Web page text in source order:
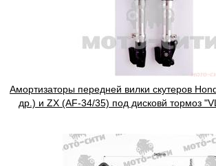
Амортизаторы передней вилки скутеров
др.) и ZX (AF-34/35) под дисковй тормоз